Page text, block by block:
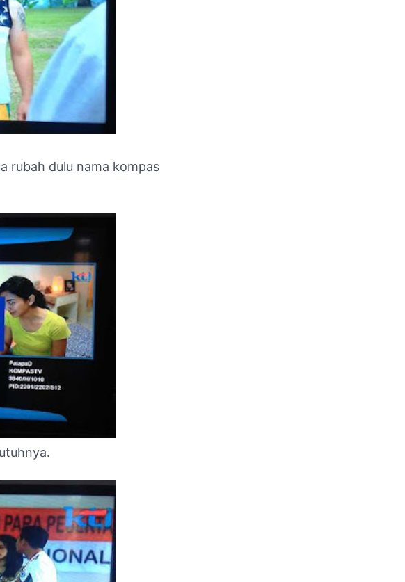
rubah dulu nama kompas